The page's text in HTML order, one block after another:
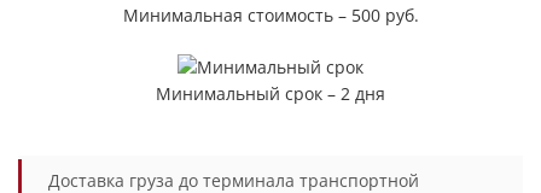
Минимальная стоимость – 500 руб.
Минимальный срок – 2 дня
Доставка груза до терминала транспортной